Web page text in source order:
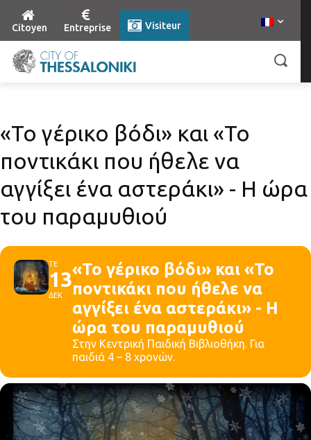
Citoyen Entreprise Visiteur
«Το γέρικο βόδι» και «Το
ποντικάκι που ήθελε να
αγγίξει ένα αστεράκι» - Η ώρα
του παραμυθιού
ΤΕ
13
ΔΕΚ
«Το γέρικο βόδι» και «Το
ποντικάκι που ήθελε να
αγγίξει ένα αστεράκι» - Η
ώρα του παραμυθιού
Στην Κεντρική Παιδική Βιβλιοθήκη. Για
παιδιά 4 – 8 χρονών.